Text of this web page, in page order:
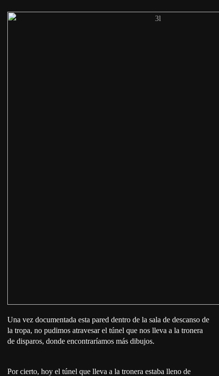
Una vez documentada esta pared dentro de la sala de descanso de
la tropa, no pudimos atravesar el túnel que nos lleva a la tronera
de disparos, donde encontraríamos más dibujos.
Por cierto, hoy el túnel que lleva a la tronera estaba lleno de